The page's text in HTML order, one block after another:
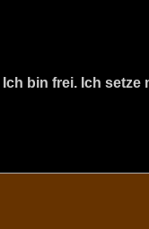
Ich bin frei. Ich